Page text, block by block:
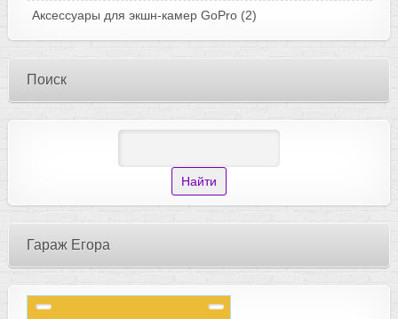
Аксессуары для экшн-камер GoPro (2)
Поиск
Гараж Егора